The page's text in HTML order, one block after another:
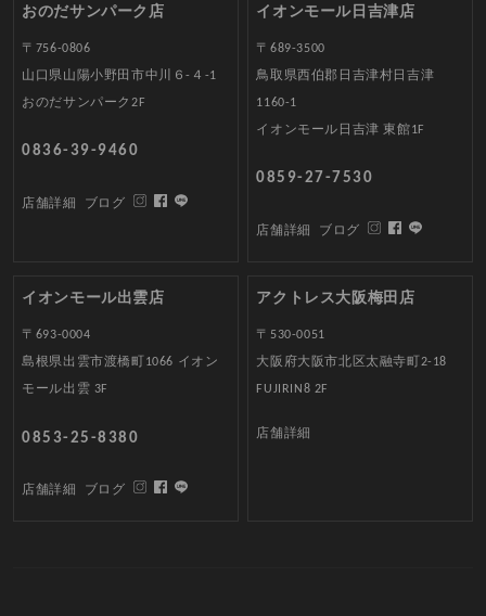
おのだサンパーク店
〒756-0806
山口県山陽小野田市中川６-４-1
おのだサンパーク2F
0836-39-9460
店舗詳細 ブログ
イオンモール日吉津店
〒689-3500
鳥取県西伯郡日吉津村日吉津
1160-1
イオンモール日吉津 東館1F
0859-27-7530
店舗詳細 ブログ
イオンモール出雲店
〒693-0004
島根県出雲市渡橋町1066 イオン
モール出雲 3F
0853-25-8380
店舗詳細 ブログ
アクトレス大阪梅田店
〒530-0051
大阪府大阪市北区太融寺町2-18
FUJIRIN8 2F
店舗詳細